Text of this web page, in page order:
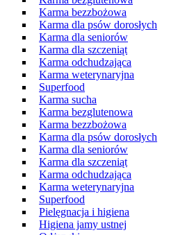
Karma bezzbożowa
Karma dla psów dorosłych
Karma dla seniorów
Karma dla szczeniąt
Karma odchudzająca
Karma weterynaryjna
Superfood
Karma sucha
Karma bezglutenowa
Karma bezzbożowa
Karma dla psów dorosłych
Karma dla seniorów
Karma dla szczeniąt
Karma odchudzająca
Karma weterynaryjna
Superfood
Pielęgnacja i higiena
Higiena jamy ustnej